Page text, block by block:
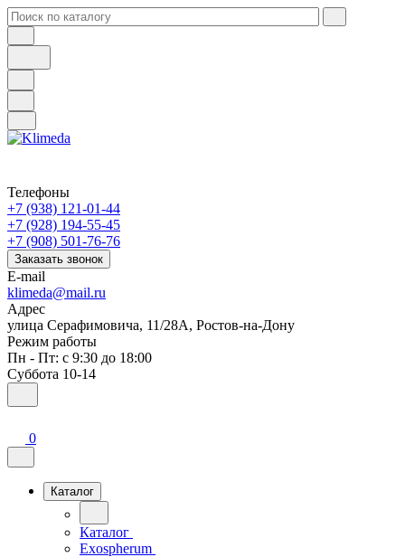
Телефоны
+7 (938) 121-01-44
+7 (928) 194-55-45
+7 (908) 501-76-76
Заказать звонок
E-mail
klimeda@mail.ru
Адрес
улица Серафимовича, 11/28А, Ростов-на-Дону
Режим работы
Пн - Пт: с 9:30 до 18:00
Суббота 10-14
0
Каталог
Каталог
Exospherum